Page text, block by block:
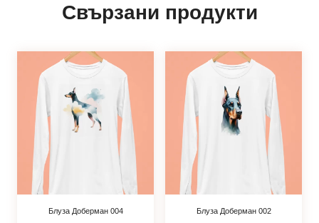
Свързани продукти
Блуза Доберман 004 Блуза Доберман 002